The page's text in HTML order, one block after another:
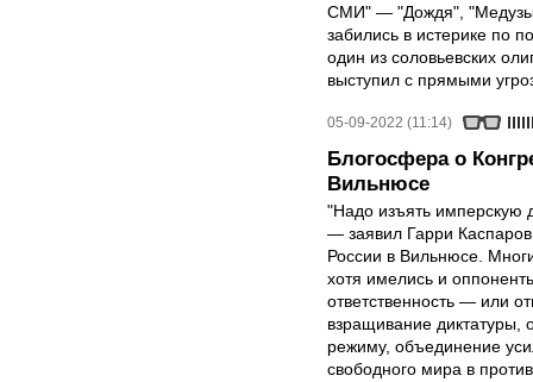
СМИ" — "Дождя",
забились в истерике по
один из соловьевских
выступил с прямыми
05-09-2022 (11:14)
Блогосфера о
Вильнюсе
"Надо изъять имперскую
— заявил Гарри
России в Вильнюсе.
хотя имелись и
ответственность — или
взращивание диктатуры,
режиму, объединение
свободного мира в